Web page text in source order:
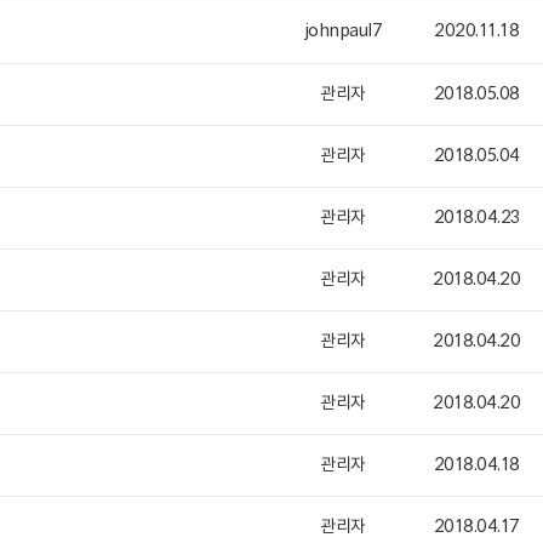
johnpaul7 2020.11.18
관리자 2018.05.08
관리자 2018.05.04
관리자 2018.04.23
관리자 2018.04.20
관리자 2018.04.20
관리자 2018.04.20
관리자 2018.04.18
관리자 2018.04.17